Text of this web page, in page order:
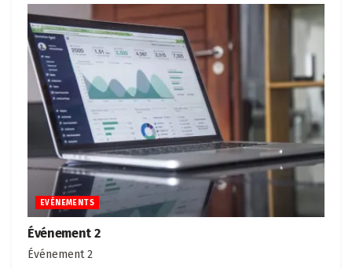
EVÉNEMENTS
Événement 2
Événement 2